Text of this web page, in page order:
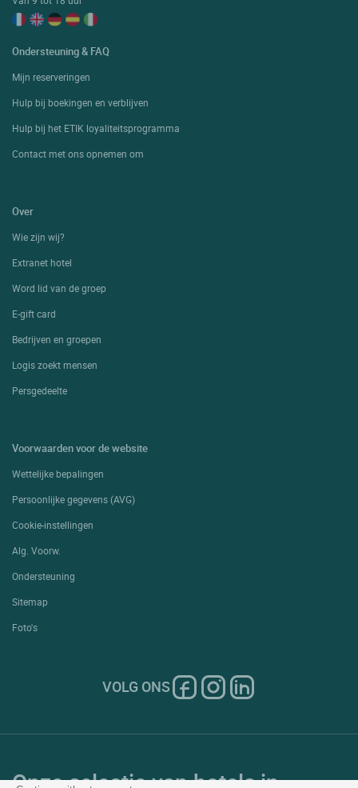
Ondersteuning & FAQ
Mijn reserveringen
Hulp bij boekingen en verblijven
Hulp bij het ETIK loyaliteitsprogramma
Contact met ons opnemen om
Over
Wie zijn wij?
Extranet hotel
Word lid van de groep
E-gift card
Bedrijven en groepen
Logis zoekt mensen
Persgedeelte
Voorwaarden voor de website
Wettelijke bepalingen
Persoonlijke gegevens (AVG)
Cookie-instellingen
Alg. Voorw.
Ondersteuning
Sitemap
Foto's
VOLG ONS